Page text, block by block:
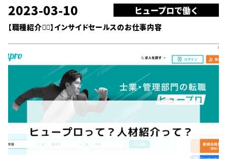
2023-03-10 ヒュープロで働く
【職種紹介🙋‍♀️】インサイドセールスのお仕事内容